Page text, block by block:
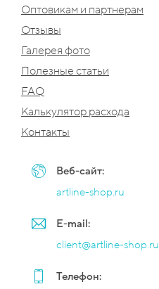
Оптовикам и партнерам
Отзывы
Галерея фото
Полезные статьи
FAQ
Калькулятор расхода
Контакты
Веб-сайт:
artline-shop.ru
E-mail:
client@artline-shop.ru
Телефон: